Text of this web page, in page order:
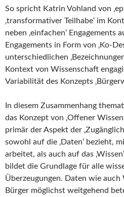
So spricht Katrin Vohland von
‚transformativer Teilhabe‘ im
neben ‚einfachen‘ Engagements
Engagements in Form von ‚Ko-
unterschiedlichen
Kontext von Wissenschaft
Variabilität des Konzepts
In diesem Zusammenhang
das Konzept von ‚Offener
primär der Aspekt der
sowohl auf die ‚Daten‘ bezieht,
arbeitet, als auch auf das
bildet die Grundlage für alle
Überzeugungen. Daten wie
Bürger möglichst weitgehend